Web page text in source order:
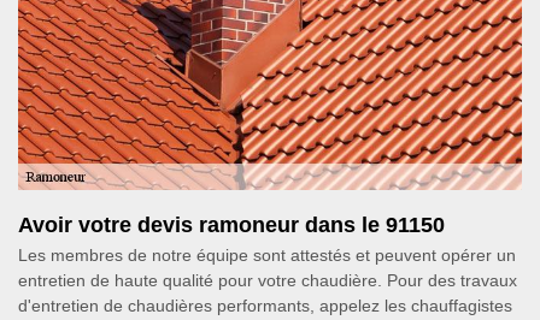
Avoir votre devis ramoneur dans le 91150
Les membres de notre équipe sont attestés et peuvent opérer un
entretien de haute qualité pour votre chaudière. Pour des travaux
d'entretien de chaudières performants, appelez les chauffagistes